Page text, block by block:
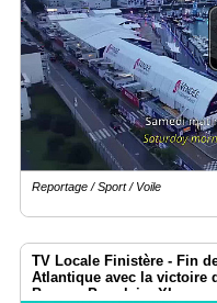
Reportage / Sport / Voile
TV Locale Finistère - Fin
Atlantique avec la victoire
Banque Populaire XI